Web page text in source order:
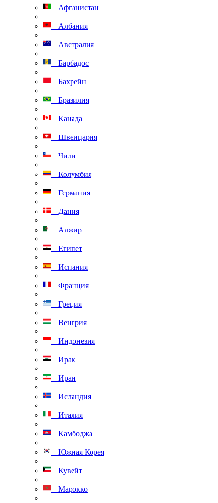
Афганистан
Албания
Австралия
Барбадос
Бахрейн
Бразилия
Канада
Швейцария
Чили
Колумбия
Германия
Дания
Алжир
Египет
Испания
Франция
Греция
Венгрия
Индонезия
Ирак
Иран
Исландия
Италия
Камбоджа
Южная Корея
Кувейт
Марокко